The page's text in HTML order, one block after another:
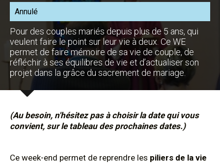
Annulé
Pour des couples mariés depuis plus de 5 ans, qui
veulent faire le point sur leur vie à deux. Ce WE
permet de faire mémoire de sa vie de couple, de
réfléchir à ses équilibres de vie et d’actualiser son
projet dans la grâce du sacrement de mariage.
(Au besoin, n'hésitez pas à choisir la date qui vous
convient, sur le tableau des prochaines dates.)
Ce week-end permet de reprendre les piliers de la vie